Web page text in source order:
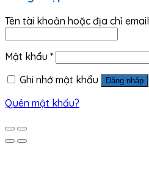
Tên tài khoản hoặc địa chỉ email
Mật khẩu *
Ghi nhớ mật khẩu
Đăng nhập
Quên mật khẩu?